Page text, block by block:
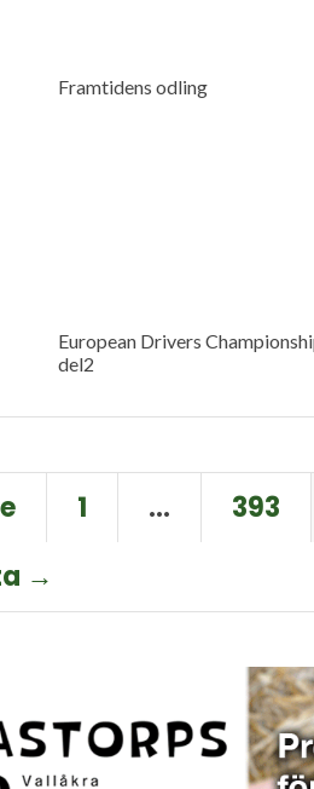
Framtidens odling
European Drivers
del2
1 … 393
→